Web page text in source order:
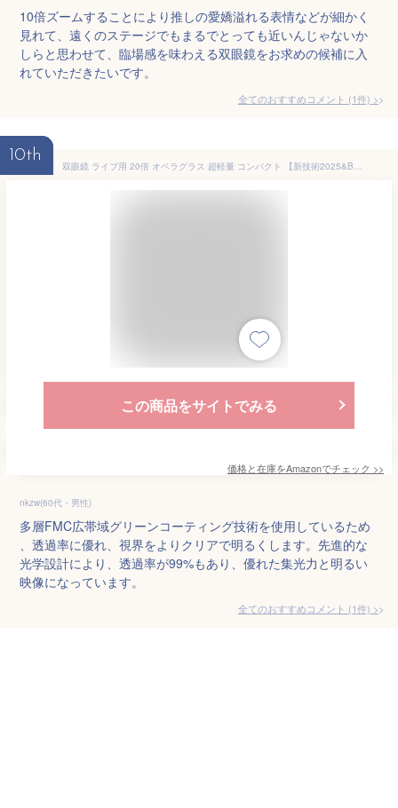
10倍ズームすることにより推しの愛嬌溢れる表情などが細かく
見れて、遠くのステージでもまるでとっても近いんじゃないか
しらと思わせて、臨場感を味わえる双眼鏡をお求めの候補に入
れていただきたいです。
全てのおすすめコメント (1件) >
10th
双眼鏡 ライブ用 20倍 オペラグラス 超軽量 コンパクト 【新技術2025&BAK5プリズム×FMC多重コートで超鮮明視界】 防水防塵 防振 疲労を防ぐ 軽量150g. 小型 メガネ対応双眼鏡 倍率調整可能 バードウォッチング/スポーツ観戦用/スポーツ観戦用/卒業コンサート 日本語取扱説明書
この商品をサイトでみる
価格と在庫をAmazonでチェック >>
nkzw(60代・男性)
多層FMC広帯域グリーンコーティング技術を使用しているため
、透過率に優れ、視界をよりクリアで明るくします。先進的な
光学設計により、透過率が99%もあり、優れた集光力と明るい
映像になっています。
全てのおすすめコメント (1件) >